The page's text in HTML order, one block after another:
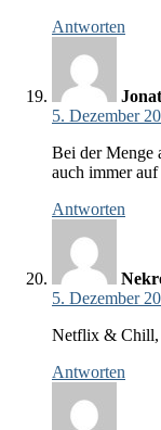
Antworten
5. Dezember
Bei der Menge
auch immer
Antworten
5. Dezember
Netflix & Chill,
Antworten